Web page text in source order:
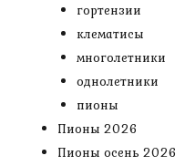
гортензии
клематисы
многолетники
однолетники
пионы
Пионы 2026
Пионы осень 2026